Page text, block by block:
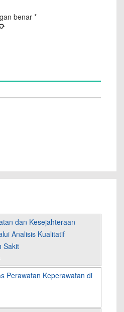
benar *
dan Kesejahteraan
Analisis Kualitatif
Sakit
Perawatan Keperawatan di